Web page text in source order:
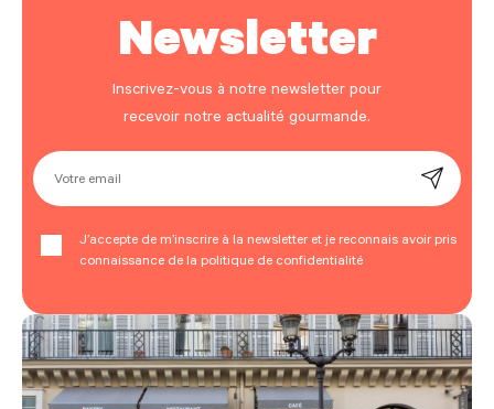
Newsletter
Inscrivez-vous à notre newsletter pour
recevoir notre actualité gourmande.
Votre email
J’accepte de m’inscrire à la newsletter et je reconnais avoir pris
connaissance de la politique de confidentialité